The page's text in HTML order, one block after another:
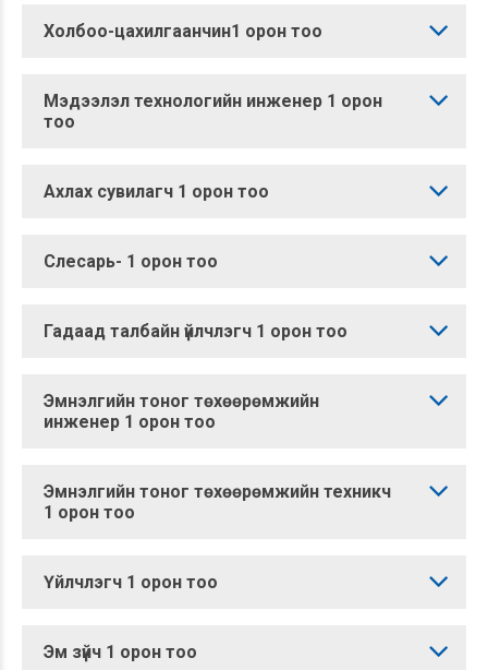
Холбоо-цахилгаанчин1 орон тоо
Мэдээлэл технологийн инженер 1 орон
тоо
Ахлах сувилагч 1 орон тоо
Слесарь- 1 орон тоо
Гадаад талбайн үйлчлэгч 1 орон тоо
Эмнэлгийн тоног төхөөрөмжийн
инженер 1 орон тоо
Эмнэлгийн тоног төхөөрөмжийн техникч
1 орон тоо
Үйлчлэгч 1 орон тоо
Эм зүйч 1 орон тоо